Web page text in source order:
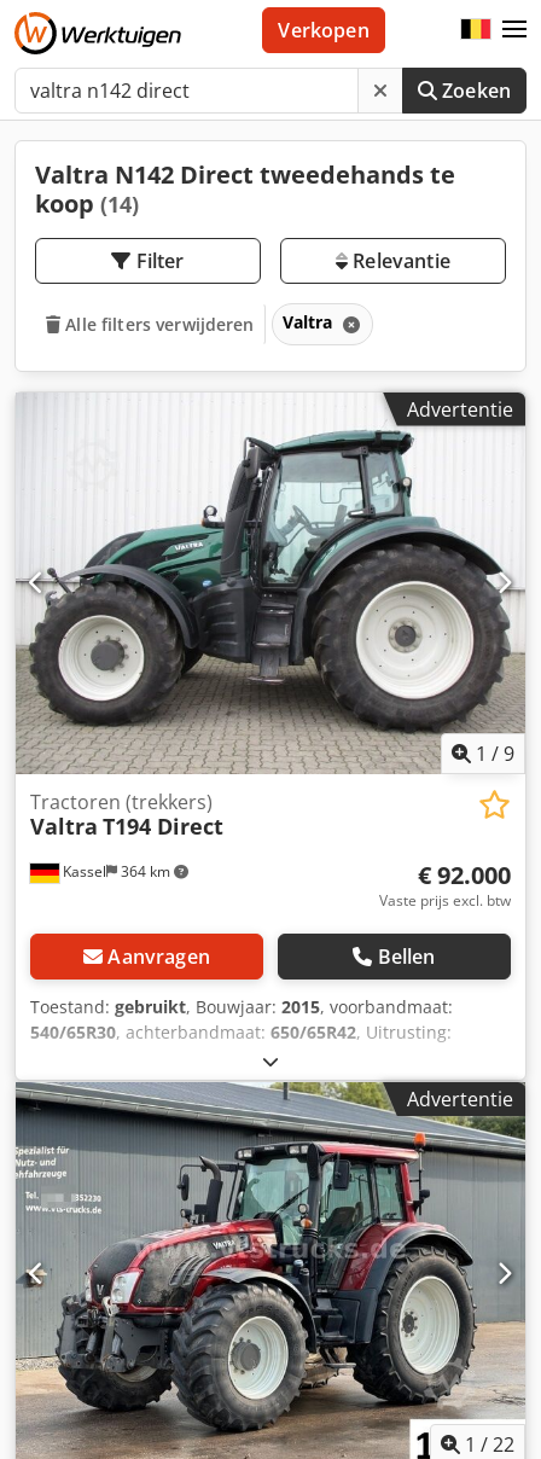
Zoeken
Verkopen
Valtra N142 Direct tweedehands te
koop (14)
Filter Relevantie
Alle filters verwijderen Valtra
Advertentie
1 /9
Kassel 364 km
Tractoren (trekkers)
Valtra T194 Direct
€ 92.000
Vaste prijs excl. btw
Aanvragen Bellen
Toestand: gebruikt, Bouwjaar: 2015, voorbandmaat:
540/65R30, achterbandmaat: 650/65R42, Uitrusting:
, Transmissie NIEUW !!! / Djdpfx Ajr
Nwkxsmgsck
Advertentie
1 /22